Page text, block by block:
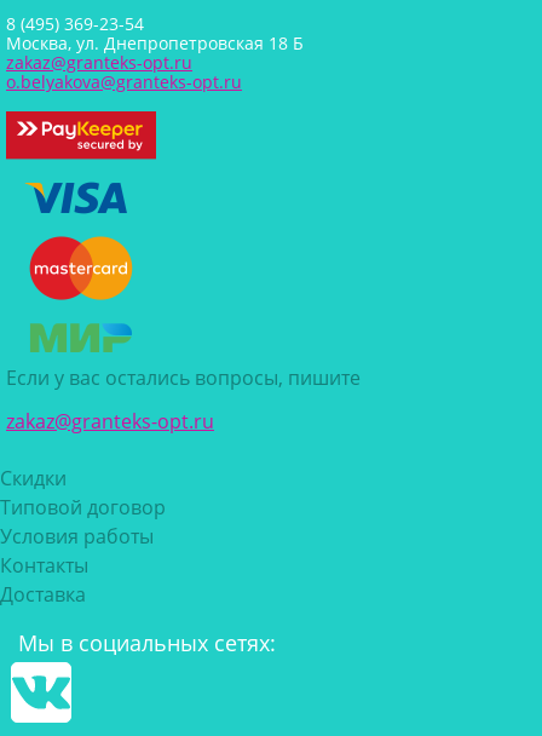
8 (495) 369-23-54
Москва, ул. Днепропетровская 18 Б
zakaz@granteks-opt.ru
o.belyakova@granteks-opt.ru
Если у вас остались вопросы, пишите
zakaz@granteks-opt.ru
Скидки
Типовой договор
Условия работы
Контакты
Доставка
Мы в социальных сетях: